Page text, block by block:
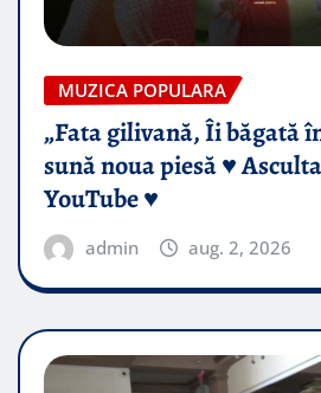
MUZICA POPULARA
„Fata gilivană, Îi băgată
sună noua piesă ♥️
YouTube ♥️
admin aug. 2, 2026